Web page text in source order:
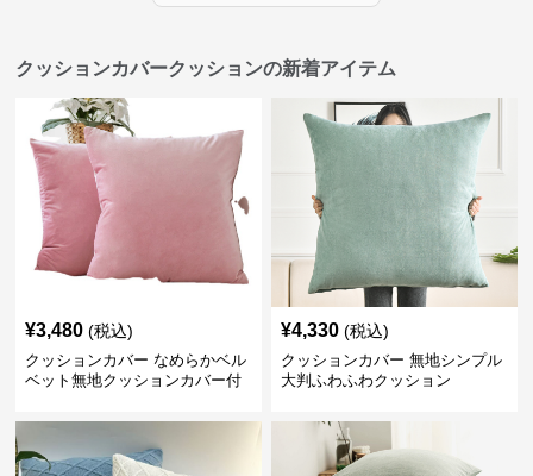
クッションカバークッションの新着アイテム
¥3,480 (税込)
クッションカバー なめらかベル
ベット無地クッションカバー付
¥4,330 (税込)
クッションカバー 無地シンプル
大判ふわふわクッション